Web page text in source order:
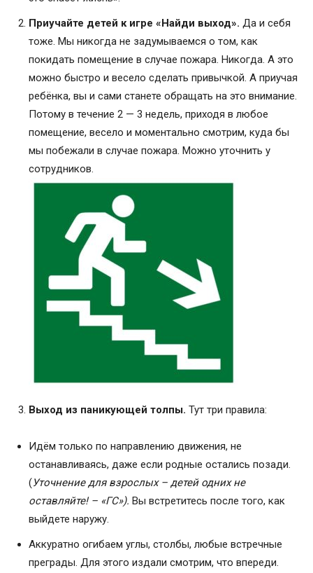
Приучайте детей к игре «Найди выход». Да и себя
тоже. Мы никогда не задумываемся о том, как
покидать помещение в случае пожара. Никогда. А это
можно быстро и весело сделать привычкой. А приучая
ребёнка, вы и сами станете обращать на это внимание.
Потому в течение 2 — 3 недель, приходя в любое
помещение, весело и моментально смотрим, куда бы
мы побежали в случае пожара. Можно уточнить у
сотрудников.
Выход из паникующей толпы. Тут три правила:
Идём только по направлению движения, не
останавливаясь, даже если родные остались позади.
(Уточнение для взрослых – детей одних не
оставляйте! – «ГС»). Вы встретитесь после того, как
выйдете наружу.
Аккуратно огибаем углы, столбы, любые встречные
преграды. Для этого издали смотрим, что впереди.